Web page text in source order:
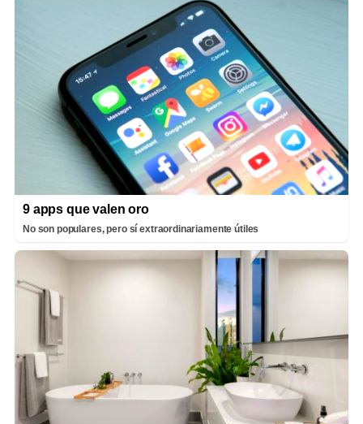
9 apps que valen oro
No son populares, pero sí extraordinariamente útiles